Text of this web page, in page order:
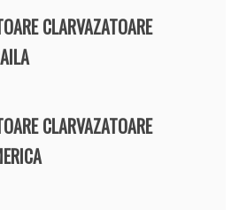
CLARVAZATOARE
CLARVAZATOARE